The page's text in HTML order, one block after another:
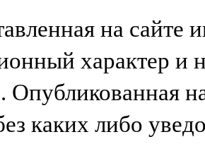
на сайте
характер и
каких либо